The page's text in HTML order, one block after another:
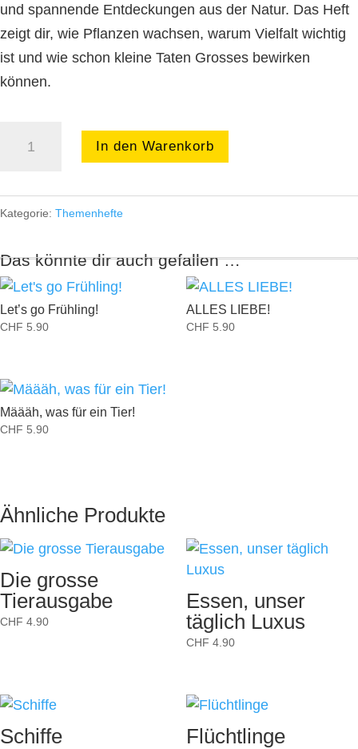
und spannende Entdeckungen aus der Natur. Das Heft
zeigt dir, wie Pflanzen wachsen, warum Vielfalt wichtig
ist und wie schon kleine Taten Grosses bewirken
können.
Menge
In den Warenkorb
Kategorie: Themenhefte
Das könnte dir auch gefallen …
Let’s go Frühling!
CHF 5.90
ALLES LIEBE!
CHF 5.90
Määäh, was für ein Tier!
CHF 5.90
Ähnliche Produkte
Die grosse
Tierausgabe
CHF 4.90
Essen, unser
täglich Luxus
CHF 4.90
Schiffe Flüchtlinge